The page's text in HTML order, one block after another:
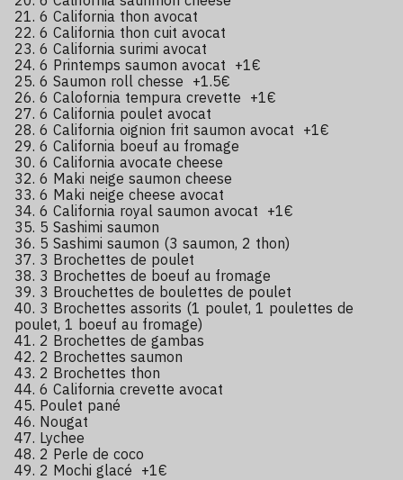
21. 6 California thon avocat
22. 6 California thon cuit avocat
23. 6 California surimi avocat
24. 6 Printemps saumon avocat +1€
25. 6 Saumon roll chesse +1.5€
26. 6 Calofornia tempura crevette +1€
27. 6 California poulet avocat
28. 6 California oignion frit saumon avocat +1€
29. 6 California boeuf au fromage
30. 6 California avocate cheese
32. 6 Maki neige saumon cheese
33. 6 Maki neige cheese avocat
34. 6 California royal saumon avocat +1€
35. 5 Sashimi saumon
36. 5 Sashimi saumon (3 saumon, 2 thon)
37. 3 Brochettes de poulet
38. 3 Brochettes de boeuf au fromage
39. 3 Brouchettes de boulettes de poulet
40. 3 Brochettes assorits (1 poulet, 1 poulettes de
poulet, 1 boeuf au fromage)
41. 2 Brochettes de gambas
42. 2 Brochettes saumon
43. 2 Brochettes thon
44. 6 California crevette avocat
45. Poulet pané
46. Nougat
47. Lychee
48. 2 Perle de coco
49. 2 Mochi glacé +1€